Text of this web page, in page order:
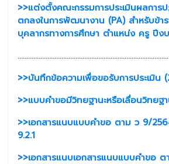
>>แต่งตั้งคณะกรรมการประเมินผลกา
ตกลงในการพัฒนางาน (PA) สำหรับข้าร
บุคลากรทางการศึกษา ตำแหน่ง ครู ปีง
>>บันทึกข้อความเพื่อขอรับการประเมิน
>>แบบคำขอมีวิทยฐานะหรือเลื่อนวิทยฐ
>>เอกสารแนบแบบคำขอ ตาม ว 9/
9.2.1
>>เอกสารแนบเอกสารแนบแบบคำขอ